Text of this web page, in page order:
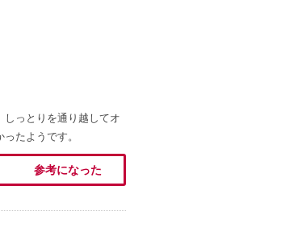
っとりを通り越してオ
たようです。
参考になった